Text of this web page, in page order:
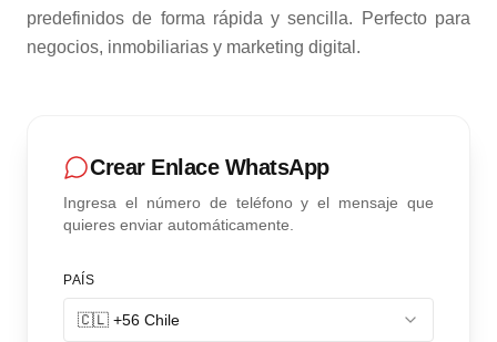
predefinidos de forma rápida y sencilla. Perfecto para
negocios, inmobiliarias y marketing digital.
Crear Enlace WhatsApp
Ingresa el número de teléfono y el mensaje que
quieres enviar automáticamente.
PAÍS
🇨🇱 +56 Chile